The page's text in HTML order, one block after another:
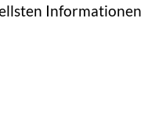
Informationen